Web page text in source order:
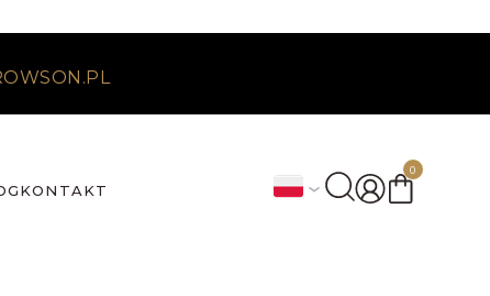
KONTAKT
0